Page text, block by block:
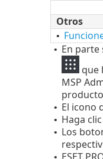
Otros
•
• En parte
que
MSP
• El icono
• Haga
• Los
•